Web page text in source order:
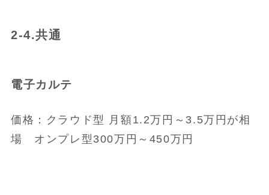
2-4.共通
電子カルテ
価格：クラウド型 月額1.2万円～3.5万円が相
場 オンプレ型300万円～450万円